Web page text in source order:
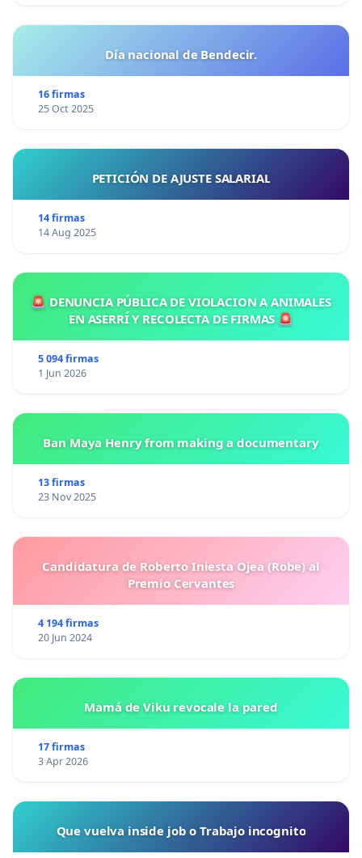
Día nacional de Bendecir.
16 firmas
25 Oct 2025
PETICIÓN DE AJUSTE SALARIAL
14 firmas
14 Aug 2025
🚨 DENUNCIA PÚBLICA DE VIOLACION A ANIMALES
EN ASERRÍ Y RECOLECTA DE FIRMAS 🚨
5 094 firmas
1 Jun 2026
Ban Maya Henry from making a documentary
13 firmas
23 Nov 2025
Candidatura de Roberto Iniesta Ojea (Robe) al
Premio Cervantes
4 194 firmas
20 Jun 2024
Mamá de Viku revocale la pared
17 firmas
3 Apr 2026
Que vuelva inside job o Trabajo incognito